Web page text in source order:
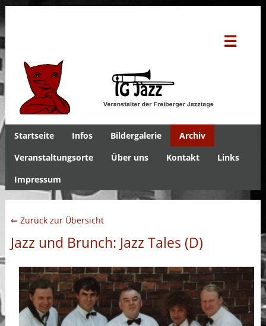
☰
Startseite Infos Bildergalerie
Archiv
Veranstaltungsorte
Über uns Kontakt
Links
Impressum
⇐ Zurück zur Übersicht
Jazz und Brunch: Jazz Tales (D)